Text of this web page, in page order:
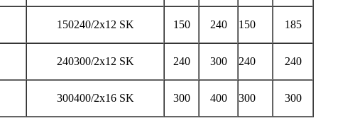
150240/2x12 SK 150 240 150 185
240300/2x12 SK 240 300 240 240
300400/2x16 SK 300 400 300 300